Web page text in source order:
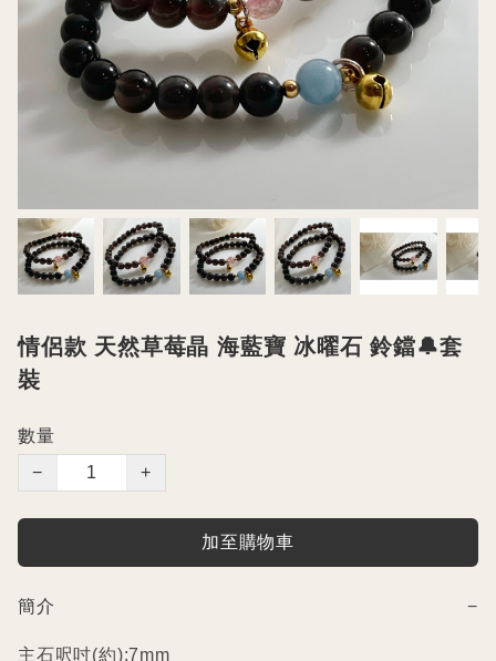
情侶款 天然草莓晶 海藍寶 冰曜石 鈴鐺🔔套
裝
數量
−
+
加至購物車
簡介 −
主石呎吋(約):7mm